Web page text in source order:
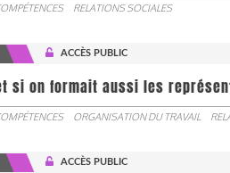
RELATIONS SOCIALES
ACCÈS PUBLIC
si on formait aussi les
ORGANISATION DU TRAVAIL
ACCÈS PUBLIC